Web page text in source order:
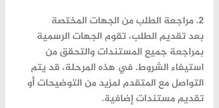
2. مراجعة الطلب من الجهات المختصة
بعد تقديم الطلب، تقوم الجهات الرسمية
بمراجعة جميع المستندات والتحقق من
استيفاء الشروط. في هذه المرحلة، قد يتم
التواصل مع المتقدم لمزيد من التوضيحات أو
تقديم مستندات إضافية.